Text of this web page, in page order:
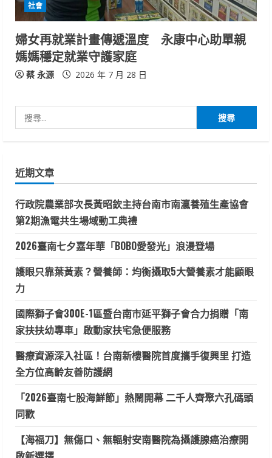
社會
婦女再就業計畫傳遞溫度 永康中心助單親
媽媽穩定就業守護家庭
蔡 永源 2026 年 7 月 28 日
尋
字:
近期文章
行政院農業部次長黃昭欽主持台南市南瀛養殖生產協會
第2期漁電共生場域動工典禮
2026臺南七夕嘉年華「BOBO愛發光」浪漫登場
護眼只靠葉黃素？營養師：均衡攝取5大營養素才能顧眼
力
國際獅子會300E-1區暨台南市延平獅子會合力捐贈「南
家扶扶幼專車」啟動家扶宅急便服務
醫療資源深入社區！台南新樓醫院首度攜手復興里 打造
全方位高齡友善防護網
「2026臺南七股海鮮節」熱鬧開幕 二千人齊聚六孔碼頭
同歡
【海福刀】無傷口、無輻射安南醫院為攝護腺癌治療開